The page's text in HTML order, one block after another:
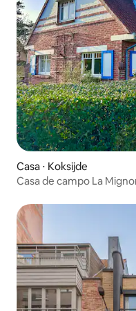
Casa ⋅ Koksijde
Casa de campo La